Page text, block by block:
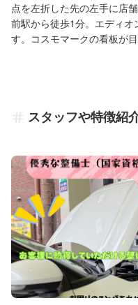
点を左折した先の左手に店
前駅から徒歩1分。エディオ
す。コスモマークの看板が目
スタッフや特徴紹